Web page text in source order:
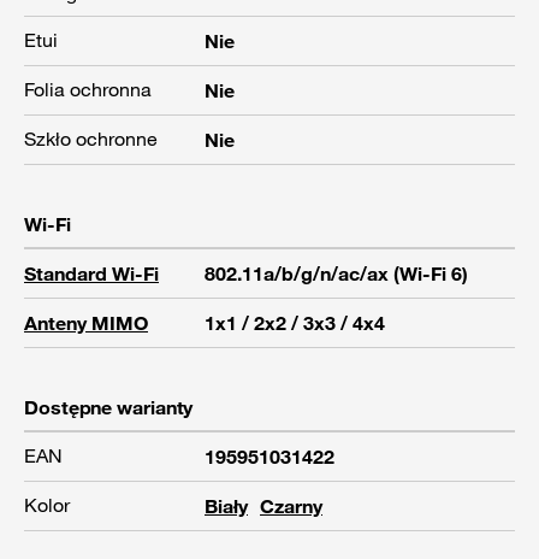
Etui
Nie
Folia ochronna
Nie
Szkło ochronne
Nie
Wi-Fi
Standard Wi-Fi 802.11a/b/g/n/ac/ax (Wi-Fi 6)
Anteny MIMO 1x1 / 2x2 / 3x3 / 4x4
Dostępne warianty
EAN
195951031422
Kolor
Biały Czarny